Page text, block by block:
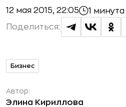
12 мая 2015, 22:05 1 минута
Поделиться:
Бизнес
Автор:
Элина Кириллова